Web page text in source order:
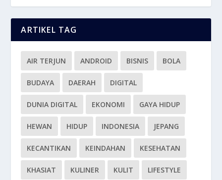
ARTIKEL TAG
AIR TERJUN ANDROID BISNIS BOLA
BUDAYA DAERAH DIGITAL
DUNIA DIGITAL EKONOMI GAYA HIDUP
HEWAN HIDUP INDONESIA JEPANG
KECANTIKAN KEINDAHAN KESEHATAN
KHASIAT KULINER KULIT LIFESTYLE